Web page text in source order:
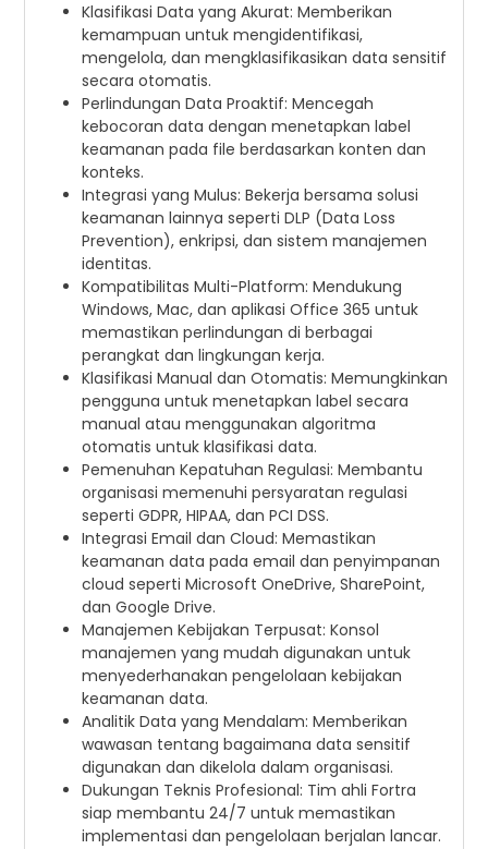
Klasifikasi Data yang Akurat: Memberikan
kemampuan untuk mengidentifikasi,
mengelola, dan mengklasifikasikan data sensitif
secara otomatis.
Perlindungan Data Proaktif: Mencegah
kebocoran data dengan menetapkan label
keamanan pada file berdasarkan konten dan
konteks.
Integrasi yang Mulus: Bekerja bersama solusi
keamanan lainnya seperti DLP (Data Loss
Prevention), enkripsi, dan sistem manajemen
identitas.
Kompatibilitas Multi-Platform: Mendukung
Windows, Mac, dan aplikasi Office 365 untuk
memastikan perlindungan di berbagai
perangkat dan lingkungan kerja.
Klasifikasi Manual dan Otomatis: Memungkinkan
pengguna untuk menetapkan label secara
manual atau menggunakan algoritma
otomatis untuk klasifikasi data.
Pemenuhan Kepatuhan Regulasi: Membantu
organisasi memenuhi persyaratan regulasi
seperti GDPR, HIPAA, dan PCI DSS.
Integrasi Email dan Cloud: Memastikan
keamanan data pada email dan penyimpanan
cloud seperti Microsoft OneDrive, SharePoint,
dan Google Drive.
Manajemen Kebijakan Terpusat: Konsol
manajemen yang mudah digunakan untuk
menyederhanakan pengelolaan kebijakan
keamanan data.
Analitik Data yang Mendalam: Memberikan
wawasan tentang bagaimana data sensitif
digunakan dan dikelola dalam organisasi.
Dukungan Teknis Profesional: Tim ahli Fortra
siap membantu 24/7 untuk memastikan
implementasi dan pengelolaan berjalan lancar.